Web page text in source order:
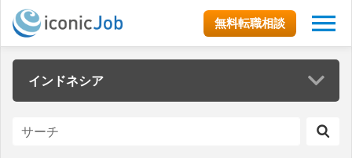
無料転職相談
インドネシア